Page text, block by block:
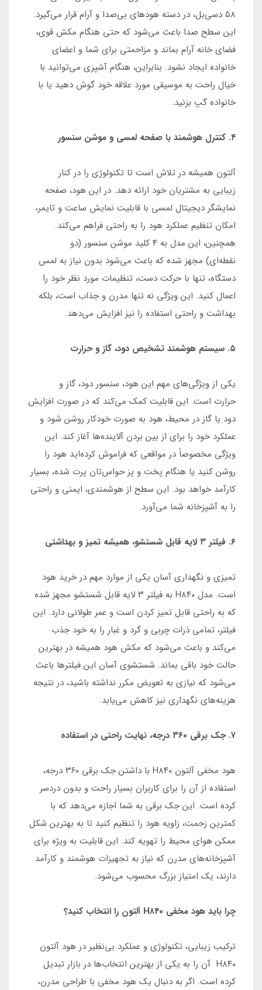
۵۸ دسی‌بل، در دسته هودهای بی‌صدا و آرام قرار می‌گیرد.
این سطح صدا باعث می‌شود که حتی هنگام مکش قوی،
فضای خانه آرام بماند و مزاحمتی برای شما و اعضای
خانواده ایجاد نشود. بنابراین، هنگام آشپزی می‌توانید با
خیال راحت به موسیقی مورد علاقه خود گوش دهید یا با
خانواده گپ بزنید.
۴. کنترل هوشمند با صفحه لمسی و موشن سنسور
آلتون همیشه در تلاش است تا تکنولوژی را در کنار
زیبایی به مشتریان خود ارائه دهد. در این هود، صفحه
نمایشگر دیجیتال لمسی با قابلیت نمایش ساعت و تایمر،
امکان تنظیم عملکرد هود را به راحتی فراهم می‌کند.
همچنین، این مدل به ۴ کلید موشن سنسور (دو
نقطه‌ای) مجهز شده که باعث می‌شود بدون نیاز به لمس
دستگاه، تنها با حرکت دست، تنظیمات مورد نظر خود را
اعمال کنید. این ویژگی نه تنها مدرن و جذاب است، بلکه
بهداشت و راحتی استفاده را نیز افزایش می‌دهد.
۵. سیستم هوشمند تشخیص دود، گاز و حرارت
یکی از ویژگی‌های مهم این هود، سنسور دود، گاز و
حرارت است. این قابلیت کمک می‌کند که در صورت افزایش
دود یا گاز در محیط، هود به صورت خودکار روشن شود و
عملکرد خود را برای از بین بردن آلاینده‌ها آغاز کند. این
ویژگی مخصوصاً در مواقعی که فراموش کرده‌اید هود را
روشن کنید یا هنگام پخت و پز حواس‌تان پرت شده، بسیار
کارآمد خواهد بود. این سطح از هوشمندی، ایمنی و راحتی
را به آشپزخانه شما می‌آورد.
۶. فیلتر ۳ لایه قابل شستشو، همیشه تمیز و بهداشتی
تمیزی و نگهداری آسان یکی از موارد مهم در خرید هود
است. مدل H۸۴۰ به فیلتر ۳ لایه قابل شستشو مجهز شده
که به راحتی قابل تمیز کردن است و عمر طولانی دارد. این
فیلتر، تمامی ذرات چربی و گرد و غبار را به خود جذب
می‌کند و باعث می‌شود که مکش هود همیشه در بهترین
حالت خود باقی بماند. شستشوی آسان این فیلترها باعث
می‌شود که نیازی به تعویض مکرر نداشته باشید، در نتیجه
هزینه‌های نگهداری نیز کاهش می‌یابد.
۷. جک برقی ۳۶۰ درجه، نهایت راحتی در استفاده
هود مخفی آلتون H۸۴۰ با داشتن جک برقی ۳۶۰ درجه،
استفاده از آن را برای کاربران بسیار راحت و بدون دردسر
کرده است. این جک برقی به شما اجازه می‌دهد که با
کمترین زحمت، زاویه هود را تنظیم کنید تا به بهترین شکل
ممکن هوای محیط را تهویه کند. این قابلیت به ویژه برای
آشپزخانه‌های مدرن که نیاز به تجهیزات هوشمند و کارآمد
دارند، یک امتیاز بزرگ محسوب می‌شود.
چرا باید هود مخفی H۸۴۰ آلتون را انتخاب کنید؟
ترکیب زیبایی، تکنولوژی و عملکرد بی‌نظیر در هود آلتون
H۸۴۰ آن را به یکی از بهترین انتخاب‌ها در بازار تبدیل
کرده است. اگر به دنبال یک هود مخفی با طراحی مدرن،